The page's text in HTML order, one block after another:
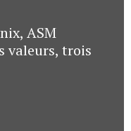
ASM
valeurs, trois